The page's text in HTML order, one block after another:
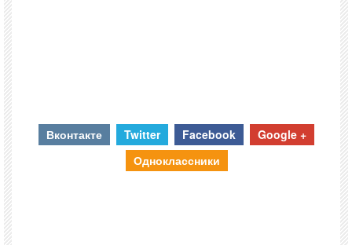
Вконтакте Twitter Facebook
Google +
Одноклассники